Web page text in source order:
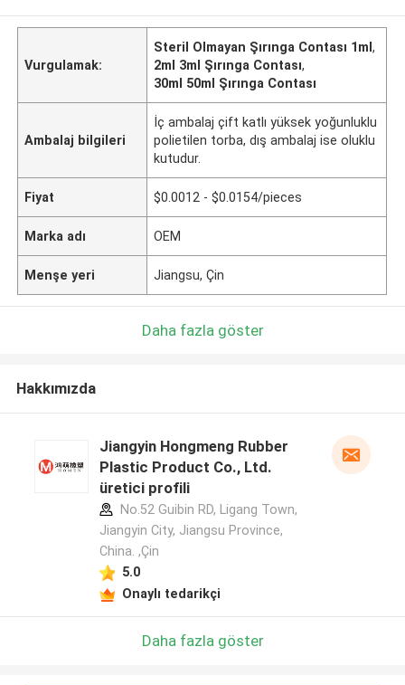
Vurgulamak:
Steril Olmayan Şırınga Contası 1ml,
2ml 3ml Şırınga Contası,
30ml 50ml Şırınga Contası
Ambalaj bilgileri
İç ambalaj çift katlı yüksek yoğunluklu
polietilen torba, dış ambalaj ise oluklu
kutudur.
Fiyat $0.0012 - $0.0154/pieces
Marka adı OEM
Menşe yeri Jiangsu, Çin
Daha fazla göster
Hakkımızda
Jiangyin Hongmeng Rubber
Plastic Product Co., Ltd.
üretici profili
No.52 Guibin RD, Ligang Town,
Jiangyin City, Jiangsu Province,
China. ,Çin
5.0
Onaylı tedarikçi
Daha fazla göster